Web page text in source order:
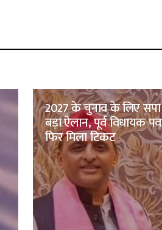
2027 के चुनाव के लिए
बड़ा ऐलान, पूर्व विधायक
फिर मिला टिकट